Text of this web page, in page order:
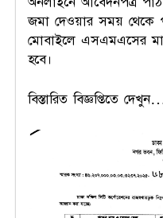
জমা দেওয়ার সময় থেকে
মোবাইলে এসএমএসের
হবে।
বিস্তারিত বিজ্ঞপ্তিতে